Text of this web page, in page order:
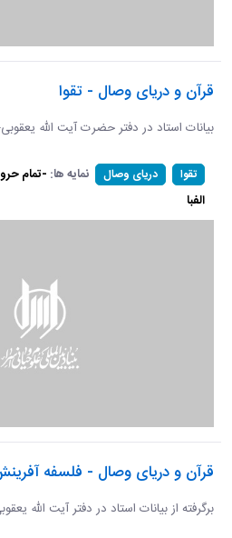
قرآن و دریای وصال - تقوا
بیانات استاد در دفتر حضرت آیت الله یعقوبی-
تقوا دریای وصال نمایه ها: -تمام
الفبا
قرآن و دریای وصال - فلسفه
برگرفته از بیانات استاد در دفتر آیت الله